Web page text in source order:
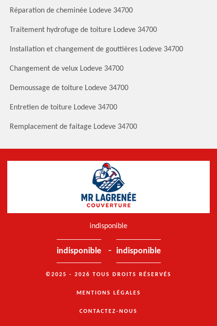
Réparation de cheminée Lodeve 34700
Traitement hydrofuge de toiture Lodeve 34700
Installation et changement de gouttières Lodeve 34700
Changement de velux Lodeve 34700
Demoussage de toiture Lodeve 34700
Entretien de toiture Lodeve 34700
Remplacement de faitage Lodeve 34700
indisponible
indisponible - indisponible
©2025 - 2026 TOUS DROITS RÉSERVÉS
MENTIONS LÉGALES
CONTACTEZ-NOUS